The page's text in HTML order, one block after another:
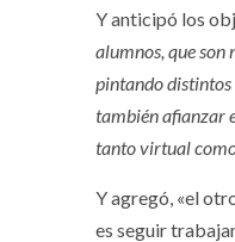
Y anticipó los
alumnos, que son
pintando distintos
también afianzar
tanto virtual
Y agregó, «el
es seguir